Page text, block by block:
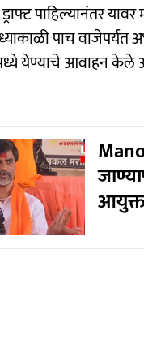
पाहिल्यानंतर
पाच
येण्याचे आवाहन केले